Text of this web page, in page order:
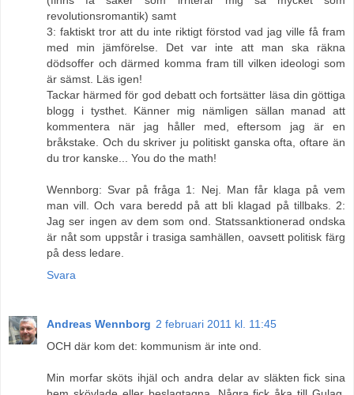
revolutionsromantik) samt
3: faktiskt tror att du inte riktigt förstod vad jag ville få fram
med min jämförelse. Det var inte att man ska räkna
dödsoffer och därmed komma fram till vilken ideologi som
är sämst. Läs igen!
Tackar härmed för god debatt och fortsätter läsa din göttiga
blogg i tysthet. Känner mig nämligen sällan manad att
kommentera när jag håller med, eftersom jag är en
bråkstake. Och du skriver ju politiskt ganska ofta, oftare än
du tror kanske... You do the math!
Wennborg: Svar på fråga 1: Nej. Man får klaga på vem
man vill. Och vara beredd på att bli klagad på tillbaks. 2:
Jag ser ingen av dem som ond. Statssanktionerad ondska
är nåt som uppstår i trasiga samhällen, oavsett politisk färg
på dess ledare.
Svara
Andreas Wennborg 2 februari 2011 kl. 11:45
OCH där kom det: kommunism är inte ond.
Min morfar sköts ihjäl och andra delar av släkten fick sina